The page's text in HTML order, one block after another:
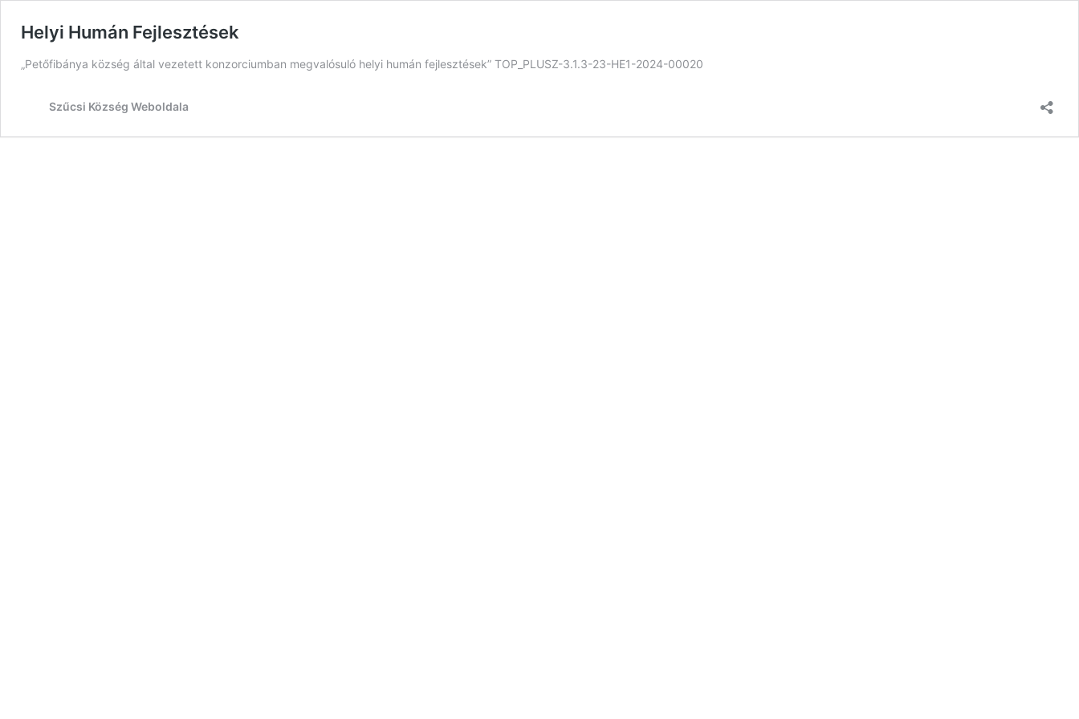
Helyi Humán Fejlesztések
„Petőfibánya község által vezetett konzorciumban megvalósuló helyi humán fejlesztések” TOP_PLUSZ-3.1.3-23-HE1-2024-00020
Szűcsi Község Weboldala